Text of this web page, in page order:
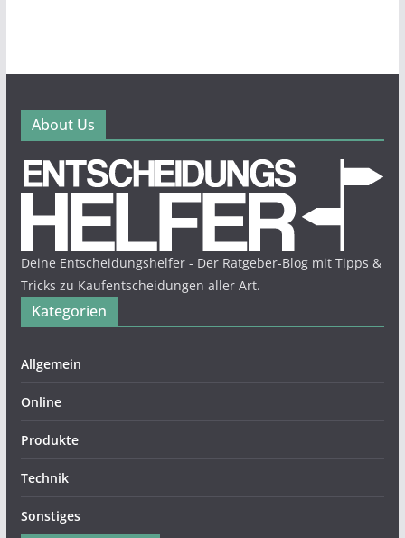
About Us
Deine Entscheidungshelfer - Der Ratgeber-Blog mit Tipps &
Tricks zu Kaufentscheidungen aller Art.
Kategorien
Allgemein
Online
Produkte
Technik
Sonstiges